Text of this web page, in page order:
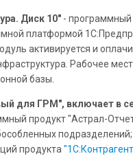
Диск 10" -
платформой
активируется и
Рабочее
базы.
для ГРМ", включает в
продукт "Астрал-
подразделений;
продукта